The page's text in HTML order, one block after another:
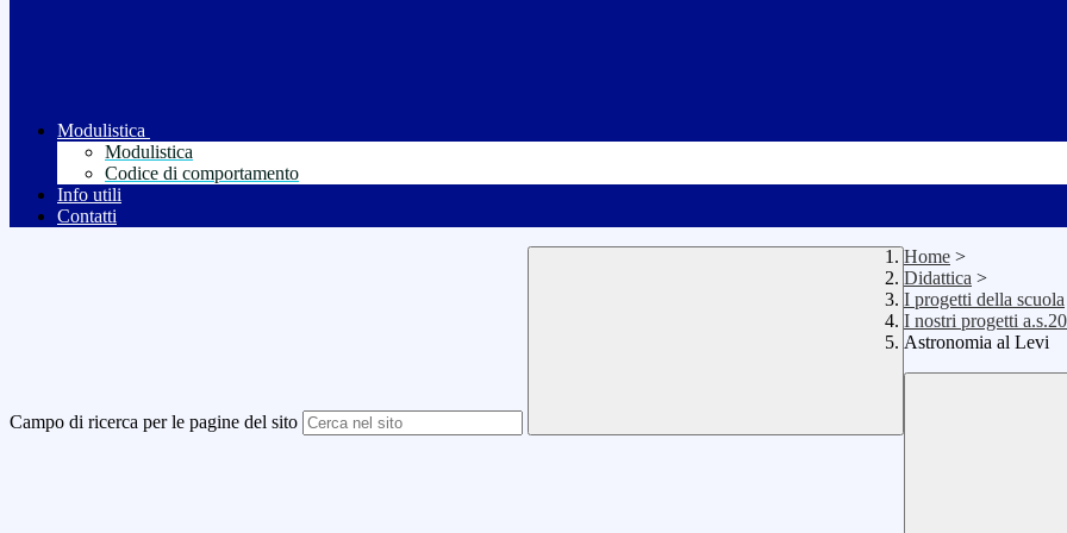
Modulistica
Modulistica
Codice di comportamento
Info utili
Contatti
Campo di ricerca per le pagine del sito
Home >
Didattica >
I progetti della scuola
I nostri progetti
Astronomia al Levi